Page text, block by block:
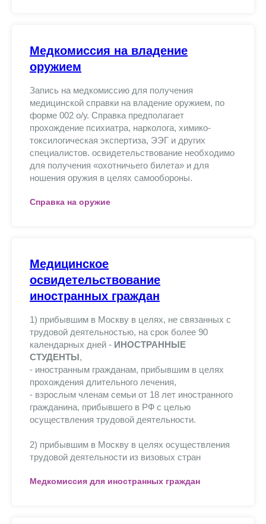
Медкомиссия на владение
оружием
Запись на медкомиссию для получения
медицинской справки на владение оружием, по
форме 002 о/у. Справка предполагает
прохождение психиатра, нарколога, химико-
токсилогическая экспертиза, ЭЭГ и других
специалистов. освидетельствование необходимо
для получения «охотничьего билета» и для
ношения оружия в целях самообороны.
Справка на оружие
Медицинское
освидетельствование
иностранных граждан
1) прибывшим в Москву в целях, не связанных с
трудовой деятельностью, на срок более 90
календарных дней - ИНОСТРАННЫЕ
СТУДЕНТЫ,
- иностранным гражданам, прибывшим в целях
прохождения длительного лечения,
- взрослым членам семьи от 18 лет иностранного
гражданина, прибывшего в РФ с целью
осуществления трудовой деятельности.
2) прибывшим в Москву в целях осуществления
трудовой деятельности из визовых стран
Медкомиссия для иностранных граждан